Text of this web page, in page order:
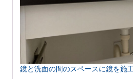
鏡と洗面の間のスペースに鏡を施